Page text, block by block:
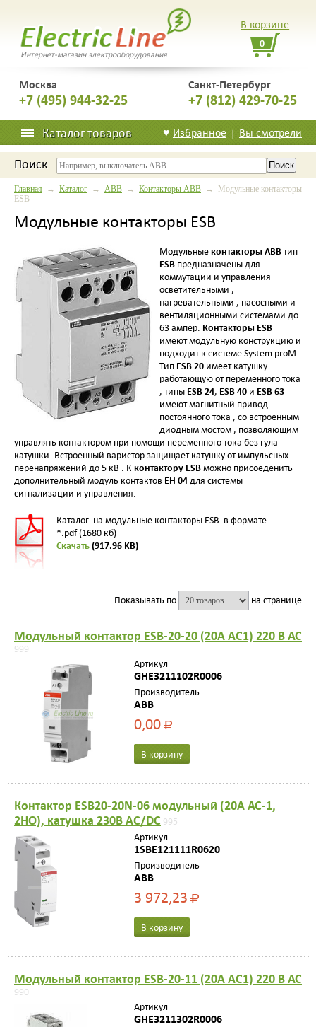
Интернет-магазин электрооборудования
Москва
+7 (495) 944-32-25
Санкт-Петербург
+7 (812) 429-70-25
В корзине
0
Каталог товаров ♥ Избранное | Вы смотрели
Поиск
Главная → Каталог → ABB → Контакторы ABB → Модульные контакторы
ESB
Модульные контакторы ESB
МодульныеконтакторыABBтип
ESB предназначены для
коммутации и управления
осветительными ,
нагревательными , насосными и
вентиляционными системами до
63 ампер. Контакторы ESB
имеют модульную конструкцию и
подходит к системе System proM.
Тип ESB 20 имеет катушку
работающую от переменного тока
, типы ESB 24, ESB 40 и ESB 63
имеют магнитный привод
постоянного тока , со встроенным
диодным мостом , позволяющим
управлять контактором при помощи переменного тока без гула
катушки. Встроенный варистор защищает катушку от импульсных
перенапряжений до 5 кВ . К контактору ESBможно присоеденить
дополнительный модуль контактов EH 04для системы
сигнализации и управления.
Каталог на модульные контакторы ESB в формате
*.pdf (1680 кб)
Скачать(917.96 KB)
Показывать по на странице
Модульный контактор ESB-20-20 (20А AC1) 220 В АС
999
Артикул
GHE3211102R0006
Производитель
ABB
0,00Р
В корзину
Контактор ESB20-20N-06 модульный (20А АС-1,
2НО), катушка 230В AC/DC 995
Артикул
1SBE121111R0620
Производитель
ABB
3 972,23Р
В корзину
Модульный контактор ESB-20-11 (20А AC1) 220 В АС
990
Артикул
GHE3211302R0006